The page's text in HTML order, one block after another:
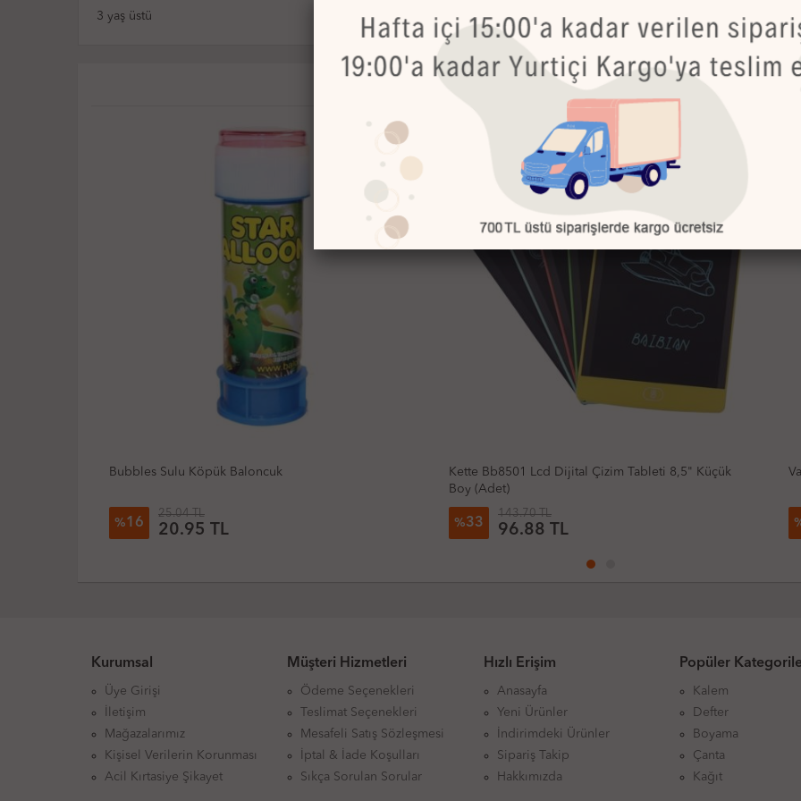
3 yaş üstü
Bu Ürünler de İlginizi Çekebilir
Kette Bb8501 Lcd Dijital Çizim Tableti 8,5" Küçük
%33
143.70 TL
96.88 TL
Vardem Fx7837 Magic Cube Zeka Küpü Pastel
%15
132.66 TL
112.26 TL
Kurumsal
Üye Girişi
İletişim
Mağazalarımız
Kişisel Verilerin Korunması
Acil Kırtasiye Şikayet
Müşteri Hizmetleri
Ödeme Seçenekleri
Teslimat Seçenekleri
Mesafeli Satış Sözleşmesi
İptal & İade Koşulları
Sıkça Sorulan Sorular
Hızlı Erişim
Anasayfa
Yeni Ürünler
İndirimdeki Ürünler
Sipariş Takip
Hakkımızda
Popüler
Kalem
Defter
Boyama
Çanta
Kağıt